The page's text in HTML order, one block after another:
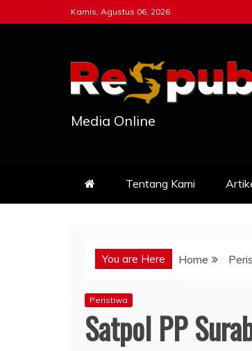
to
Kamis, Agustus 06, 2026
Media Online
Tentang Kami
You are Here Home
Peristiwa
Satpol PP